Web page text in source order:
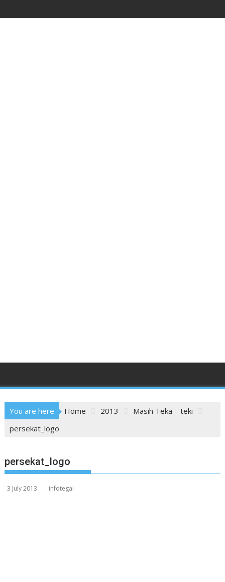
to
You are here Home 2013
Masih Teka – teki
persekat_logo
persekat_logo
3 July 2013 infotegal